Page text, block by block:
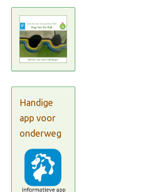
Handige
app voor
onderweg